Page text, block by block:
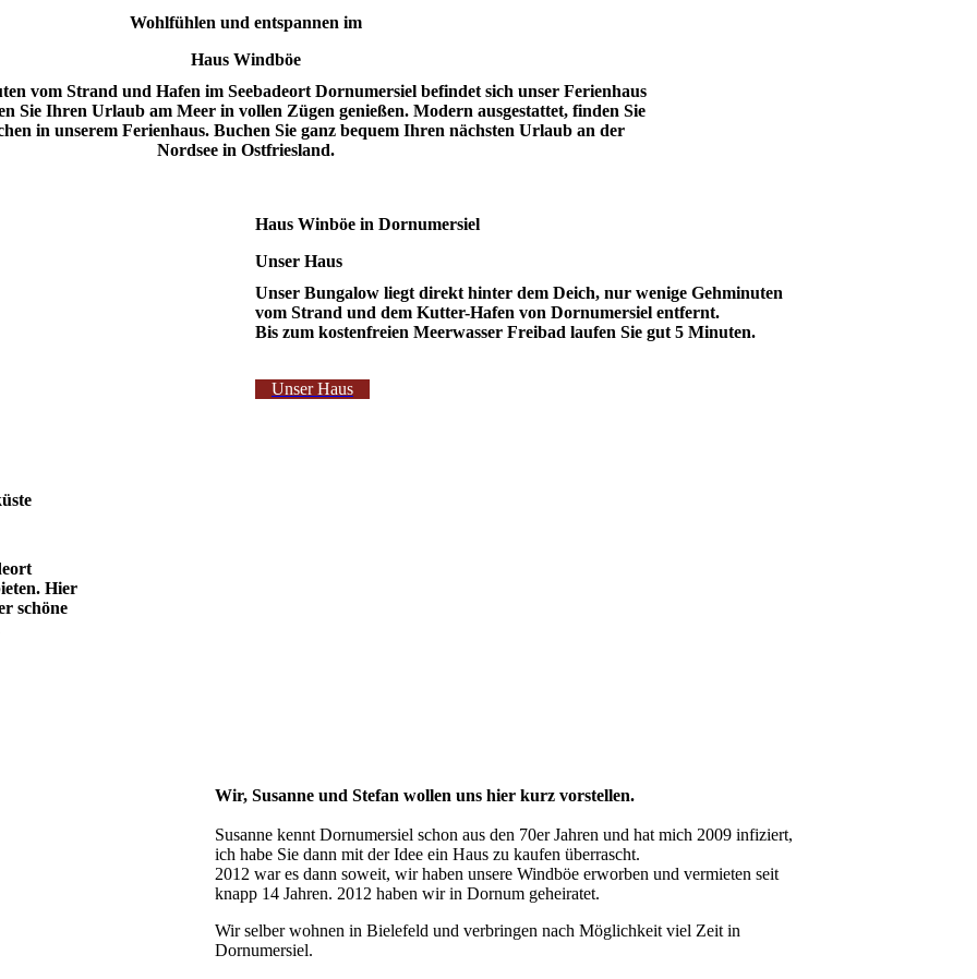
Wohlfühlen und entspannen im
Haus Windböe
vom Strand und Hafen im Seebadeort Dornumersiel befindet sich unser Ferienhaus
Sie Ihren Urlaub am Meer in vollen Zügen genießen. Modern ausgestattet, finden Sie
in unserem Ferienhaus. Buchen Sie ganz bequem Ihren nächsten Urlaub an der
Nordsee in Ostfriesland.
Haus Winböe in Dornumersiel
Unser Haus
Unser Bungalow liegt direkt hinter dem Deich, nur wenige Gehminuten
vom Strand und dem Kutter-Hafen von Dornumersiel entfernt.
Bis zum kostenfreien Meerwasser Freibad laufen Sie gut 5 Minuten.
Unser Haus
Hier
schöne
Wir, Susanne und Stefan wollen uns hier kurz vorstellen.
Susanne kennt Dornumersiel schon aus den 70er Jahren und hat mich 2009 infiziert,
ich habe Sie dann mit der Idee ein Haus zu kaufen überrascht.
2012 war es dann soweit, wir haben unsere Windböe erworben und vermieten seit
knapp 14 Jahren. 2012 haben wir in Dornum geheiratet.
Wir selber wohnen in Bielefeld und verbringen nach Möglichkeit viel Zeit in
Dornumersiel.